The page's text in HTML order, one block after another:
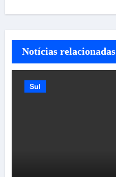
Notícias relacionadas
Sul